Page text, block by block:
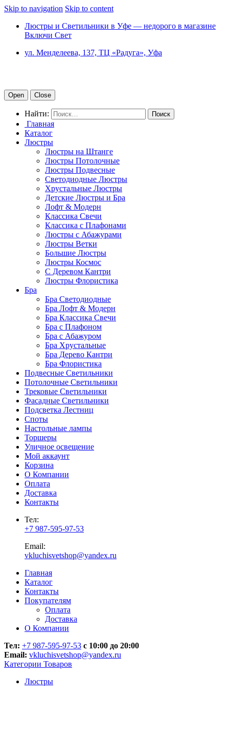
Skip to navigation Skip to content
Люстры и Светильники в Уфе — недорого в магазине
Включи Свет
ул. Менделеева, 137, ТЦ «Радуга», Уфа
Open Close
Найти:
Главная
Каталог
Люстры
Люстры на Штанге
Люстры Потолочные
Люстры Подвесные
Светодиодные Люстры
Хрустальные Люстры
Детские Люстры и Бра
Лофт & Модерн
Классика Свечи
Классика с Плафонами
Люстры с Абажурами
Люстры Ветки
Большие Люстры
Люстры Космос
С Деревом Кантри
Люстры Флористика
Бра
Бра Светодиодные
Бра Лофт & Модерн
Бра Классика Свечи
Бра с Плафоном
Бра с Абажуром
Бра Хрустальные
Бра Дерево Кантри
Бра Флористика
Подвесные Светильники
Потолочные Светильники
Трековые Светильники
Фасадные Светильники
Подсветка Лестниц
Споты
Настольные лампы
Торшеры
Уличное освещение
Мой аккаунт
Корзина
О Компании
Оплата
Доставка
Контакты
Тел:
+7 987-595-97-53
Email:
vkluchisvetshop@yandex.ru
Главная
Каталог
Контакты
Покупателям
Оплата
Доставка
О Компании
Тел: +7 987-595-97-53 с 10:00 до 20:00
Email: vkluchisvetshop@yandex.ru
Категории Товаров
Люстры